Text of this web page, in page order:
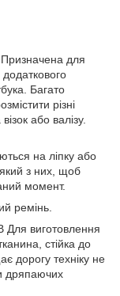
для
Багато
різні
або валізу.
на ліпку або
з них, щоб
момент.
ремінь.
виготовлення
стійка до
дорогу техніку не
дряпаючих